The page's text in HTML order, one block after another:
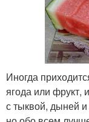
Иногда
ягода или фрукт,
с тыквой, дыней